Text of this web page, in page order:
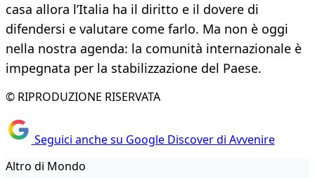
casa allora l’Italia ha il diritto e il dovere di
difendersi e valutare come farlo. Ma non è oggi
nella nostra agenda: la comunità internazionale è
impegnata per la stabilizzazione del Paese.
© RIPRODUZIONE RISERVATA
Seguici anche su Google Discover di Avvenire
Altro di Mondo